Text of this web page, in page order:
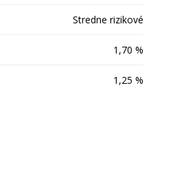
Stredne rizikové
1,70 %
1,25 %